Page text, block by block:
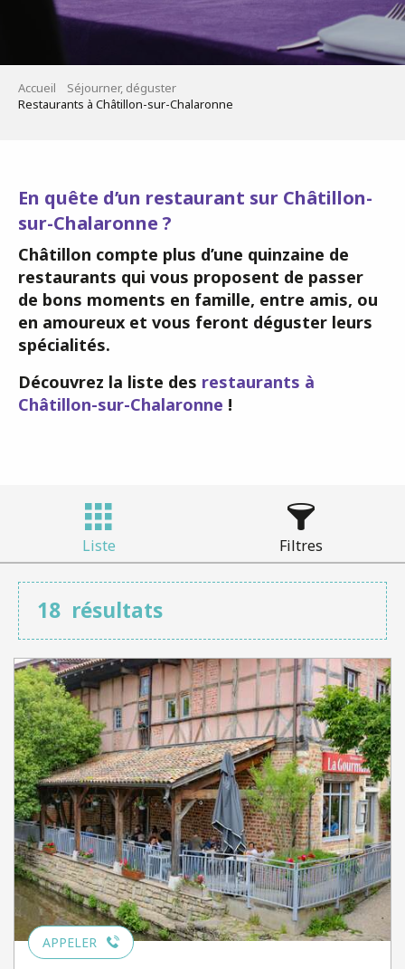
Accueil
Séjourner, déguster
Restaurants à Châtillon-sur-Chalaronne
En quête d’un restaurant sur Châtillon-
sur-Chalaronne ?
Châtillon compte plus d’une quinzaine de
restaurants qui vous proposent de passer
de bons moments en famille, entre amis, ou
en amoureux et vous feront déguster leurs
spécialités.
Découvrez la liste des restaurants à
Châtillon-sur-Chalaronne !
Liste Filtres
18 résultats
APPELER